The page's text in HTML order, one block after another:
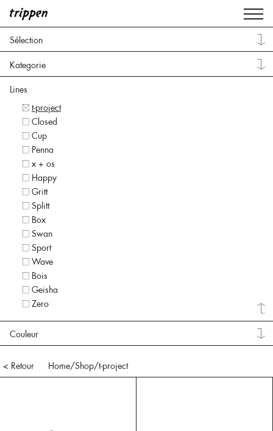
Sélection
Kategorie
Lines
t-project
Closed
Cup
Penna
x + os
Happy
Gritt
Splitt
Box
Swan
Sport
Wave
Bois
Geisha
Zero
Couleur
< Retour Home/Shop/t-project